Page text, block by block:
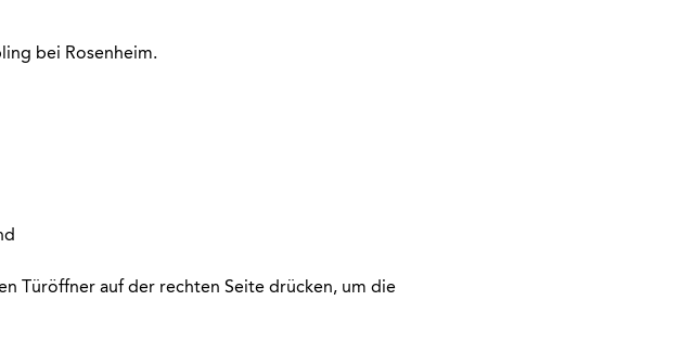
bei Rosenheim.
Türöffner auf der rechten Seite drücken, um die